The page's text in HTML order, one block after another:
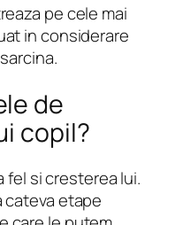
pe cele mai
in considerare
de
copil?
fel si cresterea lui.
etape